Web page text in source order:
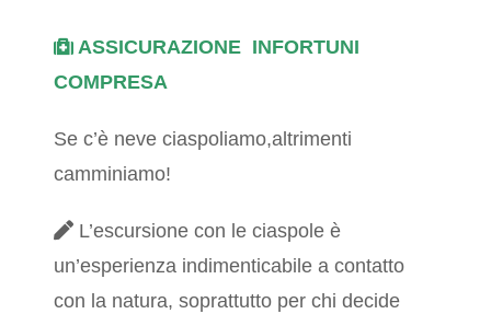
ASSICURAZIONE INFORTUNI
COMPRESA
Se c’è neve ciaspoliamo,altrimenti
camminiamo!
L’escursione con le ciaspole è
un’esperienza indimenticabile a contatto
con la natura, soprattutto per chi decide